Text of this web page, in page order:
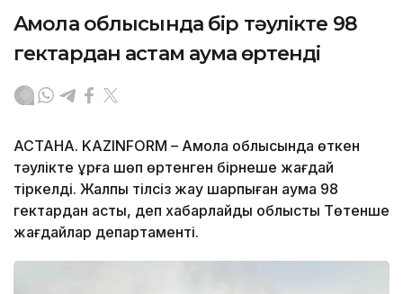
Ақмола облысында бір тәулікте 98
гектардан астам аумақ өртенді
АСТАНА. KAZINFORM – Ақмола облысында өткен
тәулікте құрғақ шөп өртенген бірнеше жағдай
тіркелді. Жалпы тілсіз жау шарпыған аумақ 98
гектардан асты, деп хабарлайды облыстық Төтенше
жағдайлар департаменті.